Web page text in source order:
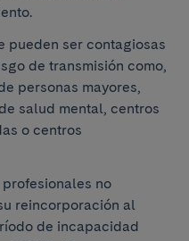
pueden ser contagiosas
de transmisión como,
personas mayores,
salud mental, centros
o centros
no
reincorporación al
de incapacidad